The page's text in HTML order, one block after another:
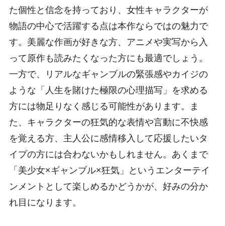
た個性と信念を持っており、女性キャラクターが
物語の中心で活躍する点は本作ならではの魅力で
す。美麗な作画が好きな方、アニメや実写から入
って原作も読みたくなった方にも最適でしょう。
一方で、リアルなギャンブルの緊張感やカイジの
ような「人生を賭けた極限の心理描写」を求める
方には物足りなく感じる可能性があります。ま
た、キャラクターの狂気的な表情や言動に不快感
を覚える方、主人公に感情移入して応援したいタ
イプの方には合わないかもしれません。あくまで
「美少女×ギャンブル×狂気」というエンターテイ
ンメントとして楽しめるかどうかが、好みの分か
れ目になります。